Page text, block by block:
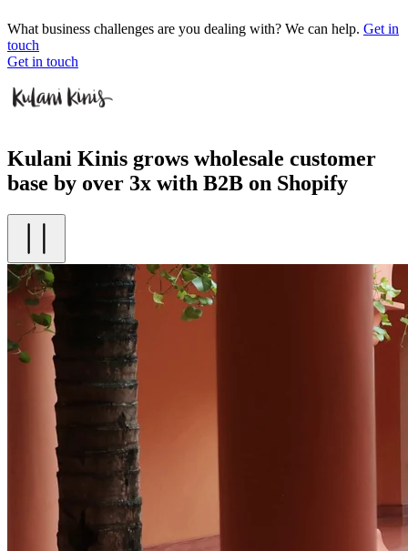
What business challenges are you dealing with? We can help. Get in
touch
Get in touch
Kulani Kinis grows wholesale customer
base by over 3x with B2B on Shopify